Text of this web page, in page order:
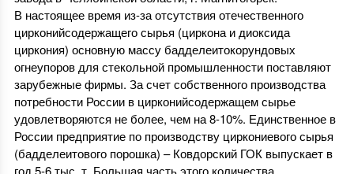
В настоящее время из-за отсутствия отечественного
цирконийсодержащего сырья (циркона и диоксида
циркония) основную массу бадделеитокорундовых
огнеупоров для стекольной промышленности поставляют
зарубежные фирмы. За счет собственного производства
потребности России в цирконийсодержащем сырье
удовлетворяются не более, чем на 8-10%. Единственное в
России предприятие по производству циркониевого сырья
(бадделеитового порошка) – Ковдорский ГОК выпускает в
год 5-6 тыс. т. Большая часть этого количества